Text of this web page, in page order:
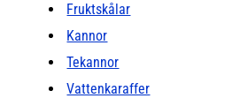
Fruktskålar
Kannor
Tekannor
Vattenkaraffer